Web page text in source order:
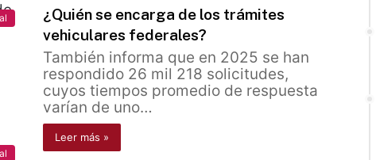
¿Quién se encarga de los trámites
vehiculares federales?
También informa que en 2025 se han
respondido 26 mil 218 solicitudes,
cuyos tiempos promedio de respuesta
varían de uno…
Leer más »